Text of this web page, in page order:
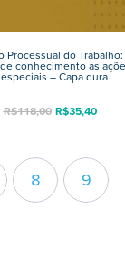
Processual do
conhecimento às
especiais – Capa dura
R$118,00 R$35,40
8
9